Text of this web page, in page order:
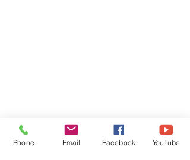
Phone Email Facebook YouTube